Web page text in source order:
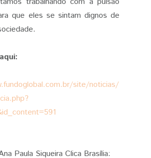
que eles se sintam dignos de
site/noticias/
Paula Siqueira Clica Brasília: